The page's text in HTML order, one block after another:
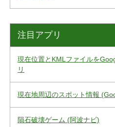
注目アプリ
現在位置とKMLファイルを
リ
現在地周辺のスポット情報
隕石破壊ゲーム (阿波ナビ)